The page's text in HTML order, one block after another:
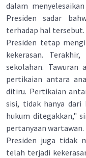
dalam
Presiden sadar
terhadap hal tersebut.
Presiden tetap
kekerasan.
sekolahan. Tawuran
pertikaian antara
ditiru. Pertikaian
sisi, tidak hanya dari
hukum ditegakkan,"
pertanyaan wartawan.
Presiden juga tidak
telah terjadi